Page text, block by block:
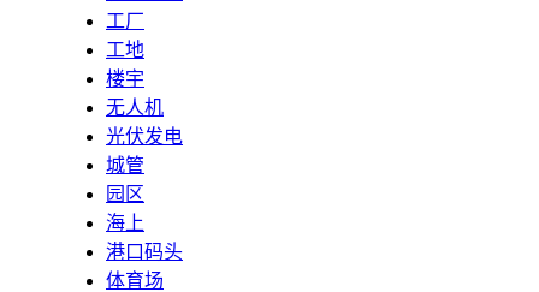
工厂
工地
楼宇
无人机
光伏发电
城管
园区
海上
港口码头
体育场